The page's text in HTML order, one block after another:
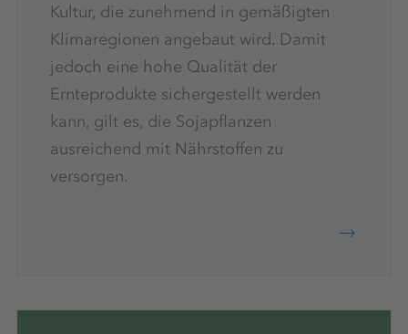
Kultur, die zunehmend in gemäßigten
Klimaregionen angebaut wird. Damit
jedoch eine hohe Qualität der
Ernteprodukte sichergestellt werden
kann, gilt es, die Sojapflanzen
ausreichend mit Nährstoffen zu
versorgen.